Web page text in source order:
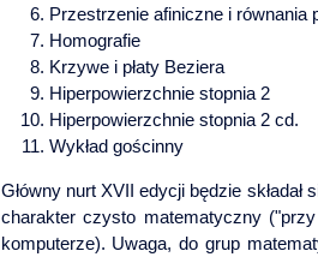
Przestrzenie afiniczne i równania
Homografie
Krzywe i płaty Beziera
Hiperpowierzchnie stopnia 2
Hiperpowierzchnie stopnia 2 cd.
Wykład gościnny
Główny nurt XVII edycji będzie
charakter czysto matematyczny
komputerze). Uwaga, do grup